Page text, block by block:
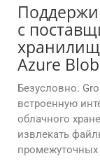
с
Azure
Безусловно.
встроенную
облачного
извлекать
промежуточных